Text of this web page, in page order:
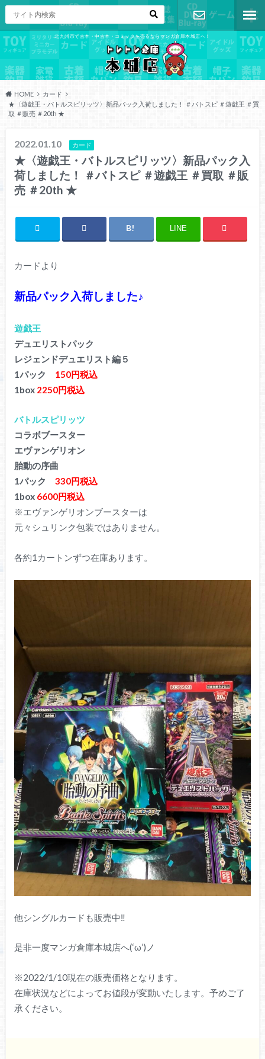
北九州市で古本・中古本・コミックを売るならマンガ倉庫本城店へ！
お問い合わ
せ
HOME
カード
★〈遊戯王・バトルスピリッツ〉新品パック入荷しました！ ＃バトスピ ＃遊戯王 ＃買
取 ＃販売 ＃20th ★
2022.01.10 カード
★〈遊戯王・バトルスピリッツ〉新品パック入
荷しました！ ＃バトスピ ＃遊戯王 ＃買取 ＃販
売 ＃20th ★
LINE
カードより
新品パック入荷しました♪
遊戯王
デュエリストパック
レジェンドデュエリスト編５
1パック 150円税込
1box 2250円税込
バトルスピリッツ
コラボブースター
エヴァンゲリオン
胎動の序曲
1パック 330円税込
1box6600円税込
※エヴァンゲリオンブースターは
元々シュリンク包装ではありません。
各約1カートンずつ在庫あります。
他シングルカードも販売中‼︎
是非一度マンガ倉庫本城店へ(‘ω’)ノ
※2022/1/10現在の販売価格となります。
在庫状況などによってお値段が変動いたします。予めご了
承ください。